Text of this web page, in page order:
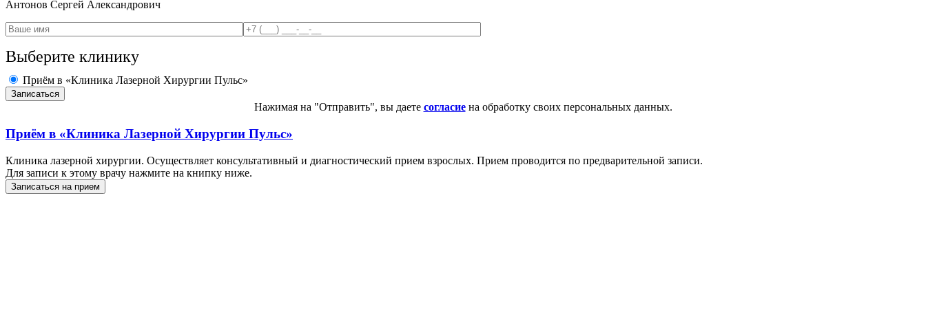
Антонов Сергей Александрович
Выберите клинику
Приём в «Клиника Лазерной Хирургии Пульс»
Нажимая на "Отправить", вы даете согласиена обработку своих персональных данных.
Приём в «Клиника Лазерной Хирургии Пульс»
Клиника лазерной хирургии. Осуществляет консультативный и диагностический прием взрослых. Прием проводится по предварительной записи.
Для записи к этому врачу нажмите на книпку ниже.
Записаться на прием